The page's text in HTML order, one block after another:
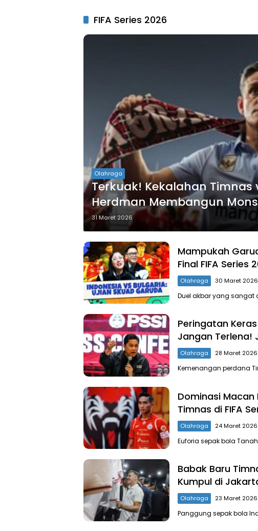
FIFA Series 2026
Olahraga
Terkuak! Kekalahan Timnas
Herdman Membangun
31 Maret 2026
Mampukah
Final FIFA Series
Olahraga 30 Maret 2026
Duel akbar yang sangat
Peringatan
Jangan Terlena!
Olahraga 28 Maret 2026
Kemenangan perdana
Dominasi Macan
Timnas di FIFA
Olahraga 24 Maret 2026
Euforia sepak bola
Babak Baru
Kumpul di
Olahraga 23 Maret 2026
Panggung sepak bola